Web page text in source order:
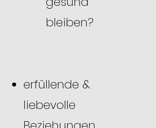
bleiben?
erfüllende &
liebevolle